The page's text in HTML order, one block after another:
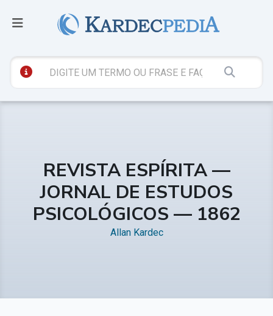
REVISTA ESPÍRITA —
JORNAL DE ESTUDOS
PSICOLÓGICOS — 1862
Allan Kardec